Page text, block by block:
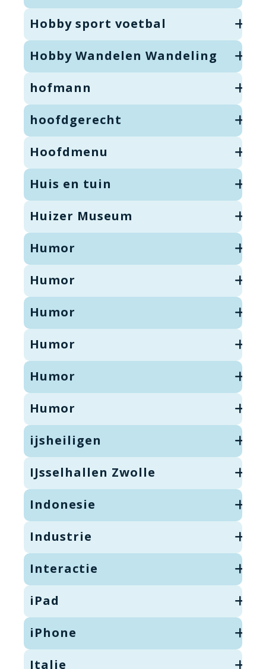
Hobby sport voetbal
Hobby Wandelen Wandeling
hofmann
hoofdgerecht
Hoofdmenu
Huis en tuin
Huizer Museum
Humor
Humor
Humor
Humor
Humor
Humor
ijsheiligen
IJsselhallen Zwolle
Indonesie
Industrie
Interactie
iPad
iPhone
Italie